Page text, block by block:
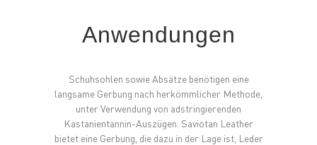
Anwendungen
Schuhsohlen sowie Absätze benötigen eine
langsame Gerbung nach herkömmlicher Methode,
unter Verwendung von adstringierenden
Kastanientannin-Auszügen. Saviotan Leather
bietet eine Gerbung, die dazu in der Lage ist, Leder